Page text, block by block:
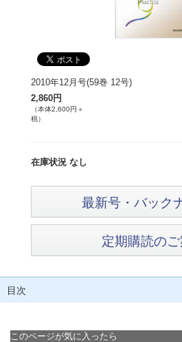
2010年12月号(59巻 12号)
2,860円
（本体2,600円＋
税）
在庫状況 なし
最新号・バック
定期購読のご
目次
このページが気に入ったら